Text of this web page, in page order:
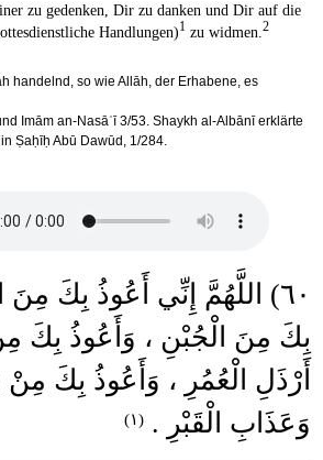
zu gedenken, Dir zu danken und Dir auf die
Handlungen)1 zu widmen. 2
handelnd, so wie Allāh, der Erhabene, es
Imām an-Nasāʾī 3/53. Shaykh al-Albānī erklärte
Ṣaḥīḥ Abū Dawūd, 1/284.
٦٠) اللَّهُمَّ إِنِّي أَعُوذُ بِكَ
بِكَ مِنَ الْجُبْنِ ، وَأَعُوذُ بِكَ
أَرْذَلِ الْعُمُرِ ، وَأَعُوذُ بِكَ مِنْ
وَعَذَابِ الْقَبْرِ . (١)